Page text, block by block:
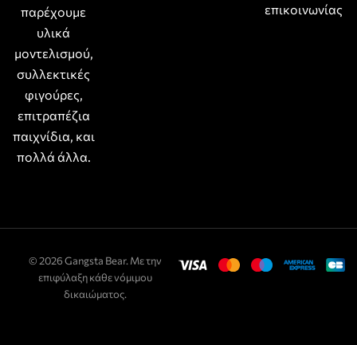
παρέχουμε
υλικά
μοντελισμού,
συλλεκτικές
φιγούρες,
επιτραπέζια
παιχνίδια, και
πολλά άλλα.
επικοινωνίας
© 2026 Gangsta Bear. Με την
επιφύλαξη κάθε νόμιμου
δικαιώματος.